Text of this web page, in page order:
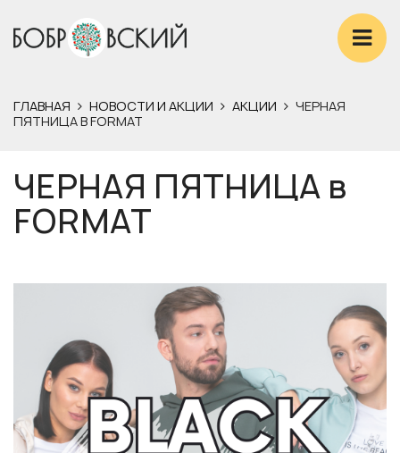
ГЛАВНАЯ НОВОСТИ И АКЦИИ АКЦИИ
ЧЕРНАЯ
ПЯТНИЦА В FORMAT
ЧЕРНАЯ ПЯТНИЦА в
FORMAT